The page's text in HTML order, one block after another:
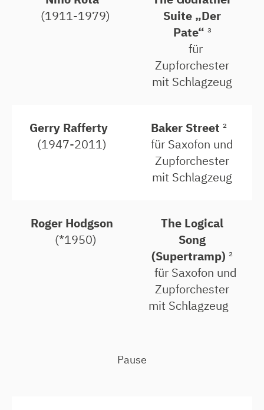
(1911-1979)
Suite „Der
Pate“ ³
für
Zupforchester
mit Schlagzeug
Gerry Rafferty
(1947-2011)
Baker Street ²
für Saxofon und
Zupforchester
mit Schlagzeug
Roger Hodgson
(*1950)
The Logical
Song
(Supertramp) ²
für Saxofon und
Zupforchester
mit Schlagzeug
Pause